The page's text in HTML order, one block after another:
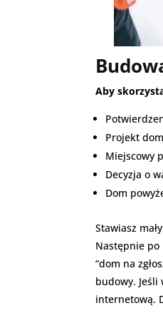
Aby
Projekt
Miejscowy
Decyzja o
Dom
Stawiasz
Następnie
“dom na
budowy. Jeśli
internetową.